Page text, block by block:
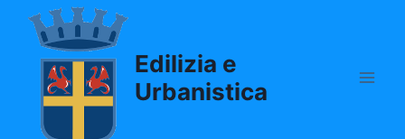
Salta
contenuto
Edilizia e
Urbanistica